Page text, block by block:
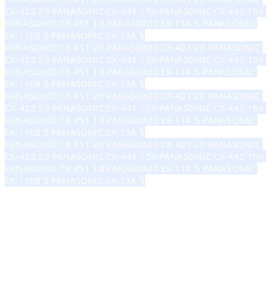
CX-422 20 PANASONIC CX-441 150 PANASONIC CX-442 150
PANASONIC CX-491 10 PANASONIC EX-11A 5 PANASONIC
EX-11EB 5 PANASONIC EX-13A 5
PANASONIC CX-411 20 PANASONIC CX-421 20 PANASONIC
CX-422 20 PANASONIC CX-441 150 PANASONIC CX-442 150
PANASONIC CX-491 10 PANASONIC EX-11A 5 PANASONIC
EX-11EB 5 PANASONIC EX-13A 5
PANASONIC CX-411 20 PANASONIC CX-421 20 PANASONIC
CX-422 20 PANASONIC CX-441 150 PANASONIC CX-442 150
PANASONIC CX-491 10 PANASONIC EX-11A 5 PANASONIC
EX-11EB 5 PANASONIC EX-13A 5
PANASONIC CX-411 20 PANASONIC CX-421 20 PANASONIC
CX-422 20 PANASONIC CX-441 150 PANASONIC CX-442 150
PANASONIC CX-491 10 PANASONIC EX-11A 5 PANASONIC
EX-11EB 5 PANASONIC EX-13A 5